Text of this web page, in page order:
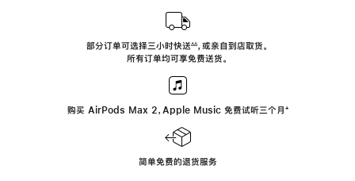
中
部分订单可选择三小时快送∆∆， 或亲自到店取货。
所有订单均可享免费送货。
购买 AirPods Max 2，Apple Music 免费试听三个月 ‍脚
‍⁺
简单免费的退货服务